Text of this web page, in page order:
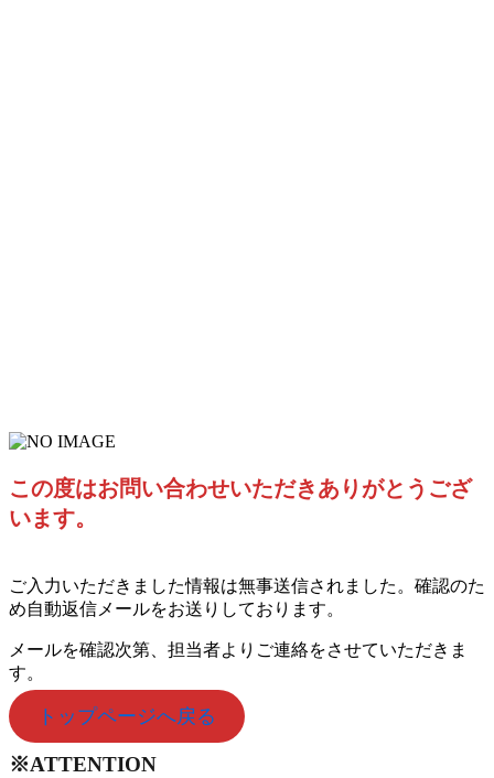
この度はお問い合わせいただきありがとうござ
います。
ご入力いただきました情報は無事送信されました。確認のた
め自動返信メールをお送りしております。
メールを確認次第、担当者よりご連絡をさせていただきま
す。
トップページへ戻る
※ATTENTION